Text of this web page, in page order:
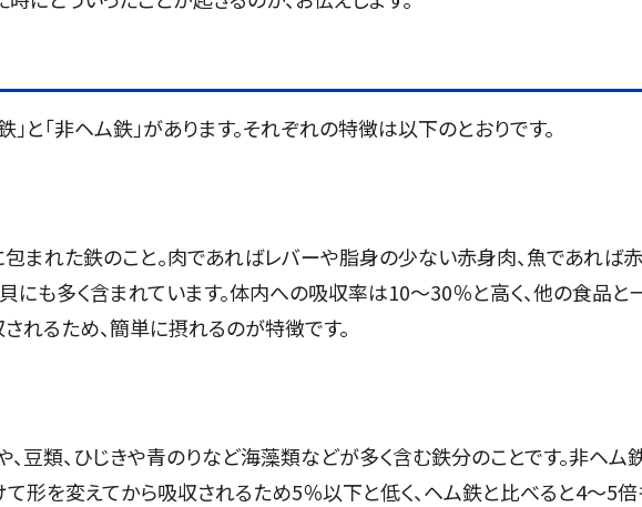
と「非ヘム鉄」があります。それぞれの特徴は以下のとおりです。
包まれた鉄のこと。肉であればレバーや脂身の少ない赤身肉、魚であれば
にも多く含まれています。体内への吸収率は10～30％と高く、他の食品と
れるため、簡単に摂れるのが特徴です。
豆類、ひじきや青のりなど海藻類などが多く含む鉄分のことです。非ヘム
形を変えてから吸収されるため5％以下と低く、ヘム鉄と比べると4～5倍